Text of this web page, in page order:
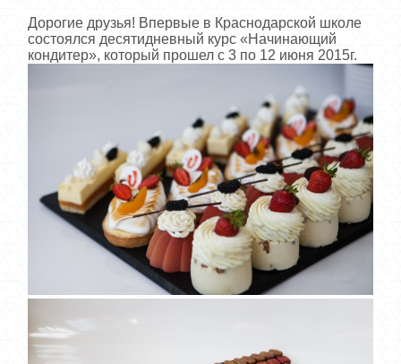
Дорогие друзья! Впервые в Краснодарской школе
состоялся десятидневный курс «Начинающий
кондитер», который прошел с 3 по 12 июня 2015г.